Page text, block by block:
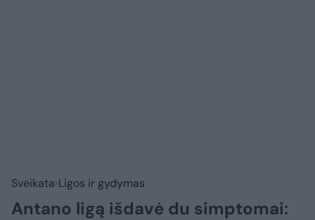
Sveikata Ligos ir gydymas
Antano ligą išdavė du simptomai: